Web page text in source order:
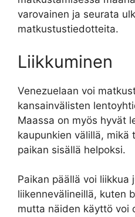
varovainen ja seurata
matkustustiedotteita.
Liikkuminen
Venezuelaan voi
kansainvälisten
Maassa on myös hyvät
kaupunkien välillä, mikä
paikan sisällä helpoksi.
Paikan päällä voi liikkua
liikennevälineillä, kuten
mutta näiden käyttö voi